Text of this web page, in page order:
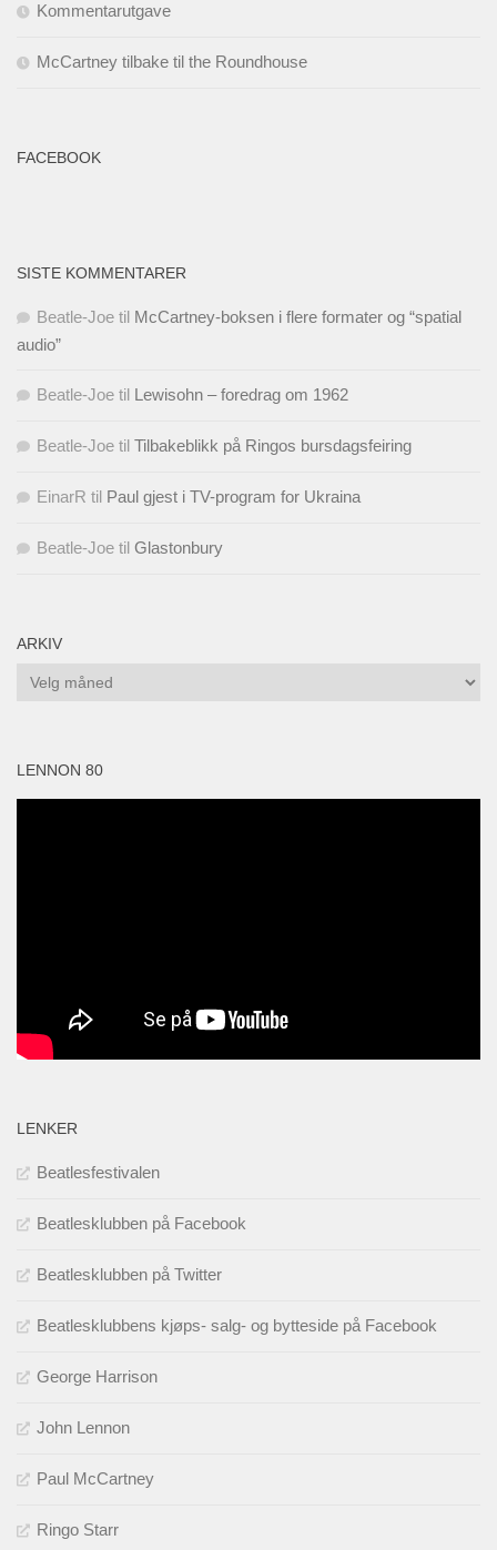
Kommentarutgave
McCartney tilbake til the Roundhouse
FACEBOOK
SISTE KOMMENTARER
Beatle-Joe til McCartney-boksen i flere formater og “spatial
audio”
Beatle-Joe til Lewisohn – foredrag om 1962
Beatle-Joe til Tilbakeblikk på Ringos bursdagsfeiring
EinarR til Paul gjest i TV-program for Ukraina
Beatle-Joe til Glastonbury
ARKIV
Arkiv
LENNON 80
LENKER
Beatlesfestivalen
Beatlesklubben på Facebook
Beatlesklubben på Twitter
Beatlesklubbens kjøps- salg- og bytteside på Facebook
George Harrison
John Lennon
Paul McCartney
Ringo Starr